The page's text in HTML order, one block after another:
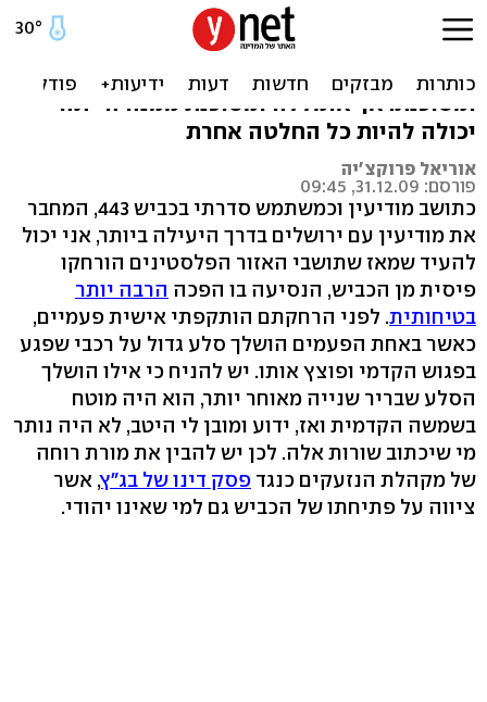
443 סיבות לפתוח את הכביש
החלטתו של בית המשפט העליון אומללה
ומסוכנת. אך אומללה ומסוכנת ממנה הייתה
יכולה להיות כל החלטה אחרת
אוריאל פרוקצ'יה
פורסם: 31.12.09, 09:45
כתושב מודיעין וכמשתמש סדרתי בכביש 443, המחבר
את מודיעין עם ירושלים בדרך היעילה ביותר, אני יכול
להעיד שמאז שתושבי האזור הפלסטינים הורחקו
פיסית מן הכביש, הנסיעה בו הפכה הרבה יותר
בטיחותית. לפני הרחקתם הותקפתי אישית פעמיים,
כאשר באחת הפעמים הושלך סלע גדול על רכבי שפגע
בפגוש הקדמי ופוצץ אותו. יש להניח כי אילו הושלך
הסלע שבריר שנייה מאוחר יותר, הוא היה מוטח
בשמשה הקדמית ואז, ידוע ומובן לי היטב, לא היה נותר
מי שיכתוב שורות אלה. לכן יש להבין את מורת רוחה
של מקהלת הנזעקים כנגד פסק דינו של בג"ץ, אשר
ציווה על פתיחתו של הכביש גם למי שאינו יהודי.